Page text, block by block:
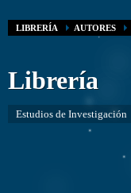
LIBRERÍA AUTORES
Librería
Estudios de Investigación